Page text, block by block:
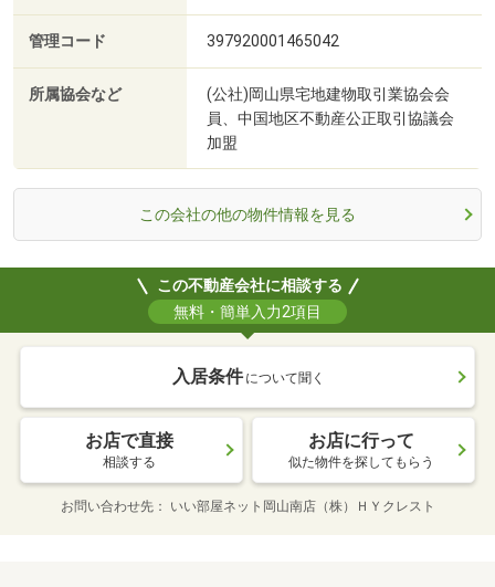
管理コード 397920001465042
所属協会など
(公社)岡山県宅地建物取引業協会会
員、中国地区不動産公正取引協議会
加盟
この会社の他の物件情報を見る
この不動産会社に相談する
無料・簡単入力2項目
入居条件 について聞く
お店で直接
相談する
お店に行って
似た物件を探してもらう
お問い合わせ先 いい部屋ネット岡山南店（株）ＨＹクレスト